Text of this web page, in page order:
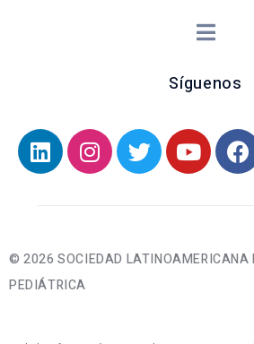
Síguenos
© 2026 SOCIEDAD LATINOAMERICANA
PEDIÁTRICA